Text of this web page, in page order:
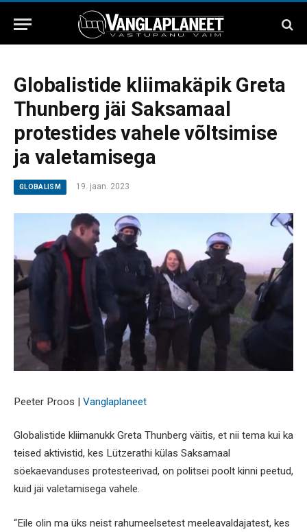
Globalistide kliimakäpik Greta
Thunberg jäi Saksamaal
protestides vahele võltsimise
ja valetamisega
GLOBALISM 19. jaan. 2023
Peeter Proos | Vanglaplaneet
Globalistide kliimanukk Greta Thunberg väitis, et nii tema kui ka
teised aktivistid, kes Lützerathi külas Saksamaal
söekaevanduses protesteerivad, on politsei poolt kinni peetud,
kuid jäi valetamisega vahele.
“Eile olin ma üks neist rahumeelsetest meeleavaldajatest, kes